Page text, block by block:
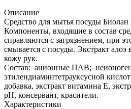
Описание
Средство для мытья посуды Биолан
Компоненты, входящие в состав
справляются с загрязнением, при
смывается с посуды. Экстракт алоэ
кожу рук.
Состав: анионные ПАВ;
этилендиаминтетрауксусной
добавка, экстракт витамина Е,
рН, консервант, красители.
Характеристики